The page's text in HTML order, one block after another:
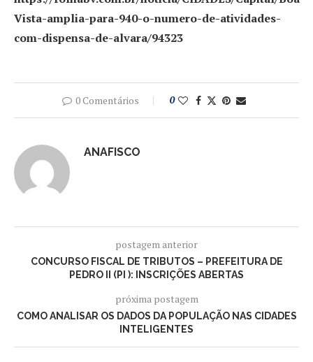
Vista-amplia-para-940-o-numero-de-atividades-
com-dispensa-de-alvara/94323
0 Comentários 0
ANAFISCO
postagem anterior
CONCURSO FISCAL DE TRIBUTOS – PREFEITURA DE
PEDRO II (PI ): INSCRIÇÕES ABERTAS
próxima postagem
COMO ANALISAR OS DADOS DA POPULAÇÃO NAS CIDADES
INTELIGENTES